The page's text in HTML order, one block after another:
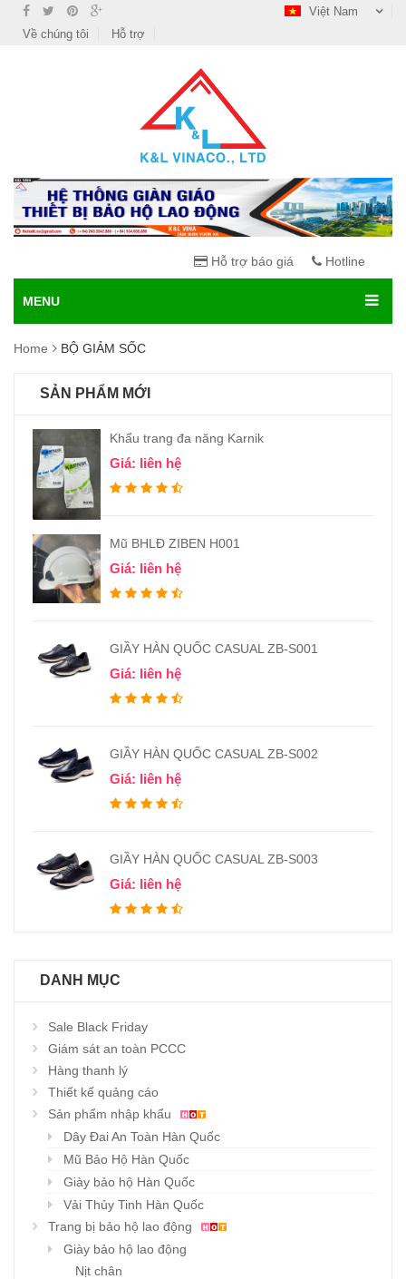
Việt Nam
Về chúng tôi
Hỗ trợ
Hỗ trợ báo giá Hotline
MENU
Home BỘ GIẢM SỐC
SẢN PHẨM MỚI
Khẩu trang đa năng Karnik
Giá: liên hệ
Mũ BHLĐ ZIBEN H001
Giá: liên hệ
GIẦY HÀN QUỐC CASUAL ZB-S001
Giá: liên hệ
GIẦY HÀN QUỐC CASUAL ZB-S002
Giá: liên hệ
GIẦY HÀN QUỐC CASUAL ZB-S003
Giá: liên hệ
DANH MỤC
Sale Black Friday
Giám sát an toàn PCCC
Hàng thanh lý
Thiết kế quảng cáo
Sản phẩm nhập khẩu
Dây Đai An Toàn Hàn Quốc
Mũ Bảo Hộ Hàn Quốc
Giày bảo hộ Hàn Quốc
Vải Thủy Tinh Hàn Quốc
Trang bị bảo hộ lao động
Giày bảo hộ lao động
Nịt chân